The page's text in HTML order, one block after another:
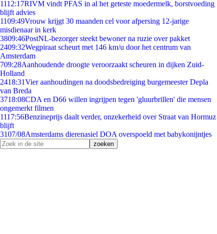
1112:17RIVM vindt PFAS in al het geteste moedermelk, borstvoeding
blijft advies
1109:49Vrouw krijgt 30 maanden cel voor afpersing 12-jarige
misdienaar in kerk
3809:46PostNL-bezorger steekt bewoner na ruzie over pakket
2409:32Wegpiraat scheurt met 146 km/u door het centrum van
Amsterdam
709:28Aanhoudende droogte veroorzaakt scheuren in dijken Zuid-
Holland
2418:31Vier aanhoudingen na doodsbedreiging burgemeester Depla
van Breda
3718:08CDA en D66 willen ingrijpen tegen 'gluurbrillen' die mensen
ongemerkt filmen
1117:56Benzineprijs daalt verder, onzekerheid over Straat van Hormuz
blijft
3107/08Amsterdams dierenasiel DOA overspoeld met babykonijntjes